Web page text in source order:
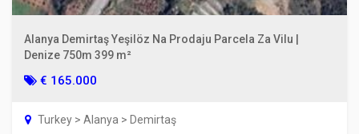
Alanya Demirtaş Yeşilöz Na Prodaju Parcela Za Vilu |
Denize 750m 399 m²
€ 165.000
Turkey > Alanya > Demirtaş